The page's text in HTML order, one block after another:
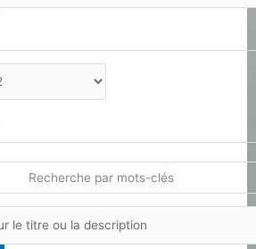
Recherche par mots-clés